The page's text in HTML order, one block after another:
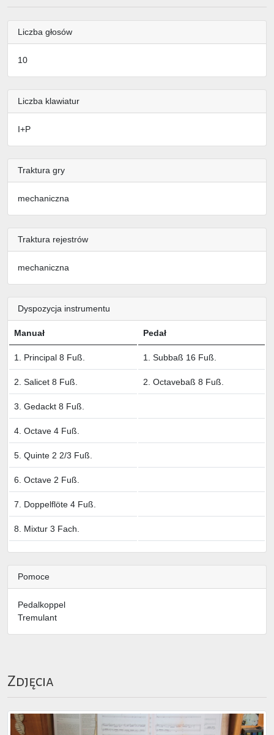
Liczba głosów
10
Liczba klawiatur
I+P
Traktura gry
mechaniczna
Traktura rejestrów
mechaniczna
Dyspozycja instrumentu
Manuał Pedał
1. Principal 8 Fuß. 1. Subbaß 16 Fuß.
2. Salicet 8 Fuß. 2. Octavebaß 8 Fuß.
3. Gedackt 8 Fuß.
4. Octave 4 Fuß.
5. Quinte 2 2/3 Fuß.
6. Octave 2 Fuß.
7. Doppelflöte 4 Fuß.
8. Mixtur 3 Fach.
Pomoce
Pedalkoppel
Tremulant
Zdjęcia